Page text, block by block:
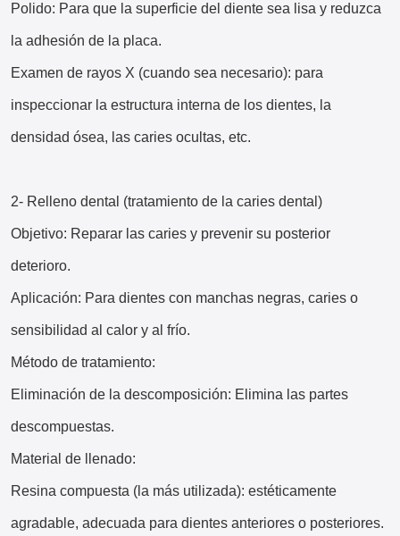
Polido: Para que la superficie del diente sea lisa y reduzca
la adhesión de la placa.
Examen de rayos X (cuando sea necesario): para
inspeccionar la estructura interna de los dientes, la
densidad ósea, las caries ocultas, etc.
2- Relleno dental (tratamiento de la caries dental)
Objetivo: Reparar las caries y prevenir su posterior
deterioro.
Aplicación: Para dientes con manchas negras, caries o
sensibilidad al calor y al frío.
Método de tratamiento:
Eliminación de la descomposición: Elimina las partes
descompuestas.
Material de llenado:
Resina compuesta (la más utilizada): estéticamente
agradable, adecuada para dientes anteriores o posteriores.